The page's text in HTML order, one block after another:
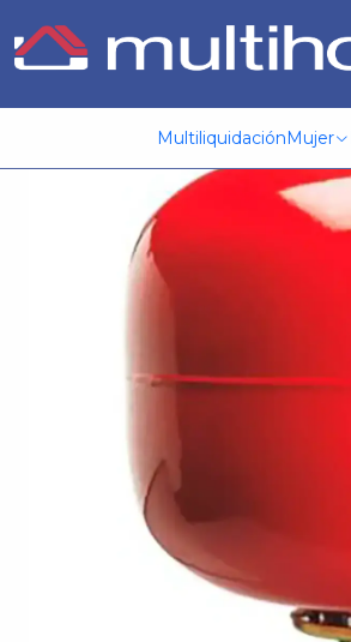
MultiliquidaciónMujer
Inicio Herramientas y jardinería